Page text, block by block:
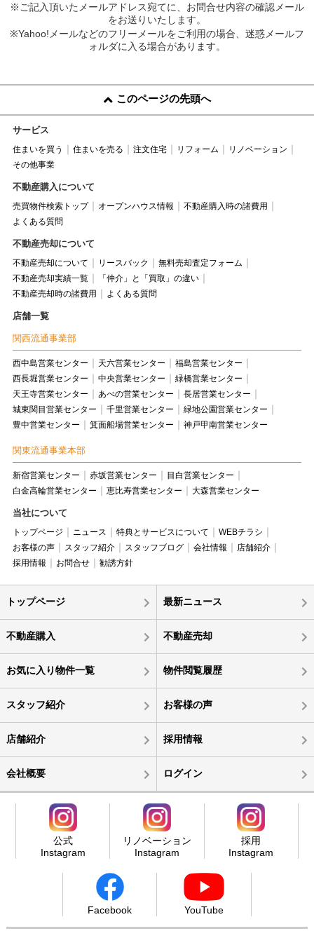
※ご記入頂いたメールアドレス宛てに、お問合せ内容の確認メール
をお送りいたします。
※Yahoo!メールなどのフリーメールをご利用の場合、迷惑メールフ
ォルダに入る場合があります。
このページの先頭へ
サービス
住まいを買う 住まいを売る 注文住宅 リフォーム
リノベーション
その他事業
不動産購入について
売買物件検索トップ オープンハウス情報
不動産購入時の諸費用
よくある質問
不動産売却について
不動産売却について リースバック
無料売却査定フォーム
不動産売却実績一覧
「仲介」と「買取」の違い
不動産売却時の諸費用
よくある質問
店舗一覧
関西流通事業部
西中島営業センター 天六営業センター
福島営業センター
西長堀営業センター
中央営業センター
緑橋営業センター
天王寺営業センター
あべの営業センター
長居営業センター
城東関目営業センター
千里営業センター
緑地公園営業センター
豊中営業センター
箕面船場営業センター 神戸甲南営業センター
関東流通事業本部
新宿営業センター 赤坂営業センター
目白営業センター
白金高輪営業センター
恵比寿営業センター 大森営業センター
当社について
トップページ ニュース 特典とサービスについて
WEBチラシ
お客様の声
スタッフ紹介 スタッフブログ 会社情報
店舗紹介
採用情報
お問合せ 勧誘方針
トップページ 最新ニュース
不動産購入 不動産売却
お気に入り物件一覧 物件閲覧履歴
スタッフ紹介 お客様の声
店舗紹介 採用情報
会社概要 ログイン
公式
Instagram
リノベーション
Instagram
採用
Instagram
Facebook YouTube